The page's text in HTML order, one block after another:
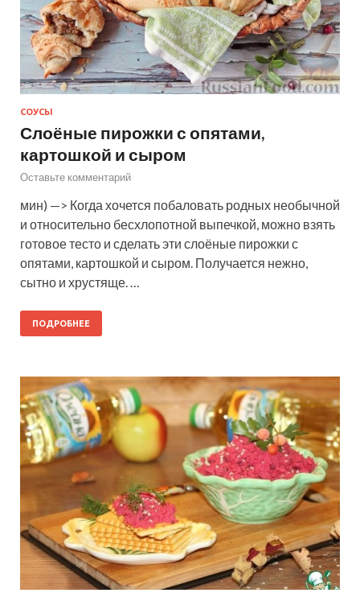
СОУСЫ
Слоёные пирожки с опятами,
картошкой и сыром
Оставьте комментарий
мин) —> Когда хочется побаловать родных необычной
и относительно бесхлопотной выпечкой, можно взять
готовое тесто и сделать эти слоёные пирожки с
опятами, картошкой и сыром. Получается нежно,
сытно и хрустяще. …
ПОДРОБНЕЕ